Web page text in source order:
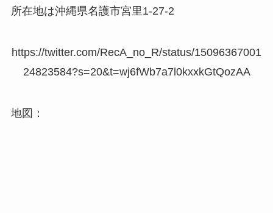
所在地は沖縄県名護市宮里1-27-2
https://twitter.com/RecA_no_R/status/15096367001
24823584?s=20&t=wj6fWb7a7l0kxxkGtQozAA
地図：